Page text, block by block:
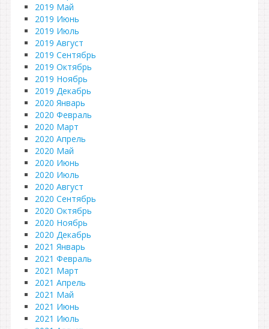
2019 Май
2019 Июнь
2019 Июль
2019 Август
2019 Сентябрь
2019 Октябрь
2019 Ноябрь
2019 Декабрь
2020 Январь
2020 Февраль
2020 Март
2020 Апрель
2020 Май
2020 Июнь
2020 Июль
2020 Август
2020 Сентябрь
2020 Октябрь
2020 Ноябрь
2020 Декабрь
2021 Январь
2021 Февраль
2021 Март
2021 Апрель
2021 Май
2021 Июнь
2021 Июль